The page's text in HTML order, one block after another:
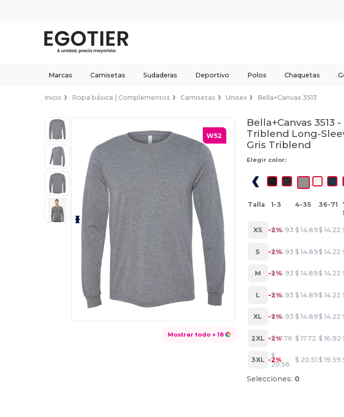
Marcas Camisetas Sudaderas Deportivo Polos Chaquetas
Inicio Ropa básica | Complementos Camisetas Unisex Bella+Canvas 3513
W52
Mostrar todo + 18
Bella+Canvas 3513
Triblend Long-
Gris Triblend
Elegir color:
Talla 1-3 4-35 36-71
XS -2%
$ 14.93 $ 14.89 $ 14.22
S -2%
$ 14.93 $ 14.89 $ 14.22
M -2%
$ 14.93 $ 14.89 $ 14.22
L -2%
$ 14.93 $ 14.89 $ 14.22
XL -2%
$ 14.93 $ 14.89 $ 14.22
2XL -2%
$ 17.76 $ 17.72 $ 16.92
3XL -2%
$
20.56
$ 20.51 $ 19.59
Selecciones: 0